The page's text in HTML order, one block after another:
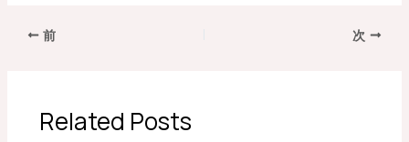
前 次
Related Posts